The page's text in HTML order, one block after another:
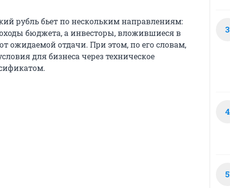
рубль бьет по нескольким направлениям:
бюджета, а инвесторы, вложившиеся в
ожидаемой отдачи. При этом, по его словам,
для бизнеса через техническое
3
4
5